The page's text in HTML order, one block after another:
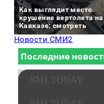
Как выглядит место
крушение вертолета на
Кавказе: смотреть
Новости СМИ2